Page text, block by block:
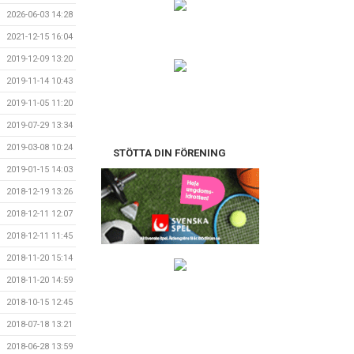
2026-06-03 14:28
2021-12-15 16:04
2019-12-09 13:20
2019-11-14 10:43
2019-11-05 11:20
2019-07-29 13:34
2019-03-08 10:24
2019-01-15 14:03
2018-12-19 13:26
2018-12-11 12:07
2018-12-11 11:45
2018-11-20 15:14
2018-11-20 14:59
2018-10-15 12:45
2018-07-18 13:21
2018-06-28 13:59
STÖTTA DIN FÖRENING